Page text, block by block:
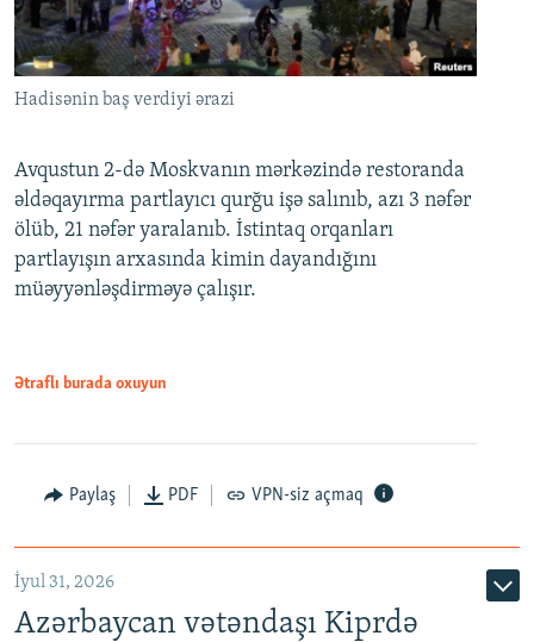
Hadisənin baş verdiyi ərazi
Avqustun 2-də Moskvanın mərkəzində restoranda
əldəqayırma partlayıcı qurğu işə salınıb, azı 3 nəfər
ölüb, 21 nəfər yaralanıb. İstintaq orqanları
partlayışın arxasında kimin dayandığını
müəyyənləşdirməyə çalışır.
Ətraflı burada oxuyun
Paylaş PDF VPN-siz açmaq
İyul 31, 2026
Azərbaycan vətəndaşı Kiprdə